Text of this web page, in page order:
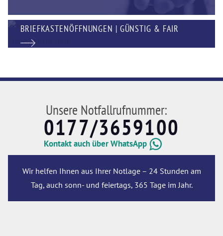
BRIEFKASTENÖFFNUNGEN | GÜNSTIG & FAIR
Unsere Notfallrufnummer:
0177/3659100
Kontakt auch über WhatsApp
Wir helfen Ihnen aus Ihrer Notlage – 24 Stunden am
Tag, auch sonn- und feiertags, 365 Tage im Jahr.